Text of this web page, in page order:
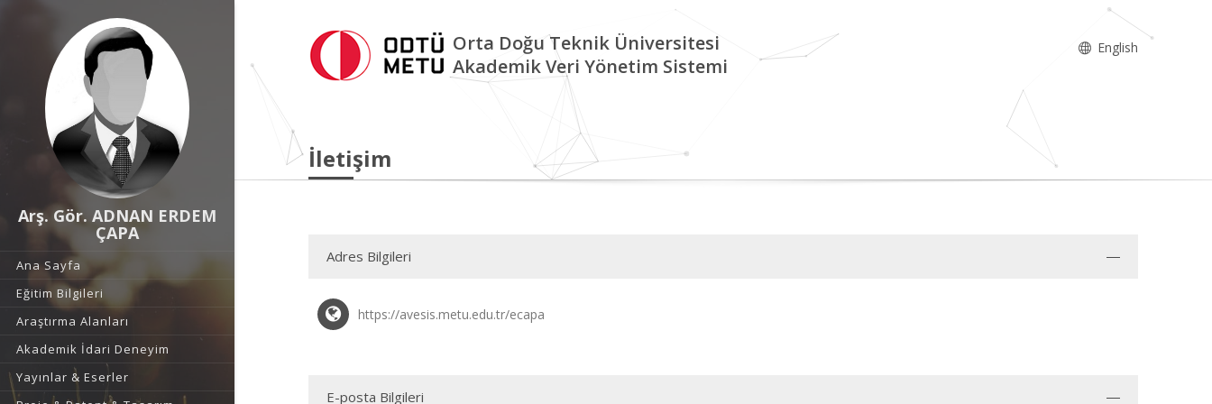
Arş. Gör. ADNAN ERDEM
ÇAPA
Ana Sayfa
Eğitim Bilgileri
Araştırma Alanları
Akademik İdari Deneyim
Yayınlar & Eserler
Orta Doğu Teknik Üniversitesi
Akademik Veri Yönetim Sistemi
English
İletişim
Adres Bilgileri
https://avesis.metu.edu.tr/ecapa
E-posta Bilgileri